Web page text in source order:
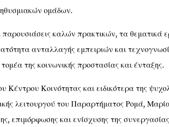
ομάδων.
παρουσιάσεις καλών πρακτικών, τα θεματικά
ανταλλαγής εμπειριών και
της κοινωνικής προστασίας και ένταξης.
Κοινότητας και ειδικότερα της
λειτουργού του Παραρτήματος Ρομά,
επιμόρφωσης και ενίσχυσης της